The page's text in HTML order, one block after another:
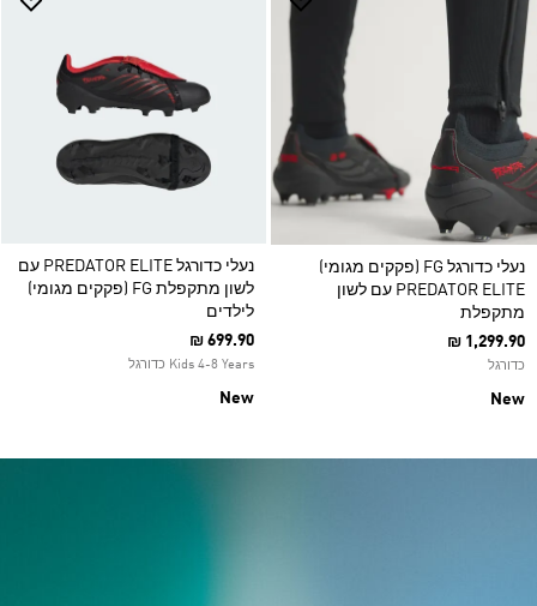
נעלי כדורגל FG (פקקים מגומי)
PREDATOR ELITE עם לשון
מתקפלת
₪ 1,299.90
כדורגל
New
נעלי כדורגל PREDATOR ELITE עם
לשון מתקפלת FG (פקקים מגומי)
לילדים
₪ 699.90
Kids 4-8 Years כדורגל
New